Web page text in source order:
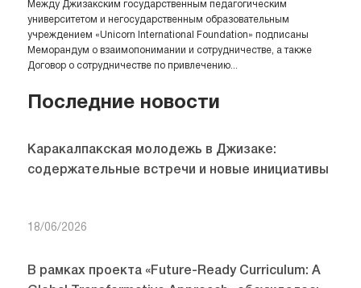
Между Джизакским государственным педагогическим
университетом и негосударственным образовательным
учреждением «Unicorn International Foundation» подписаны
Меморандум о взаимопонимании и сотрудничестве, а также
Договор о сотрудничестве по привлечению...
Последние новости
Каракалпакская молодежь в Джизаке:
содержательные встречи и новые инициативы
18/06/2026
В рамках проекта «Future-Ready Curriculum: A